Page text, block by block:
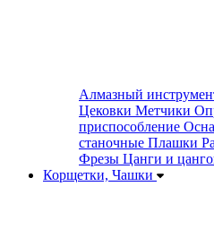
Алмазный
Цековки Метчики
приспособление
станочные Плашки
Фрезы Цанги и
Корщетки, Чашки